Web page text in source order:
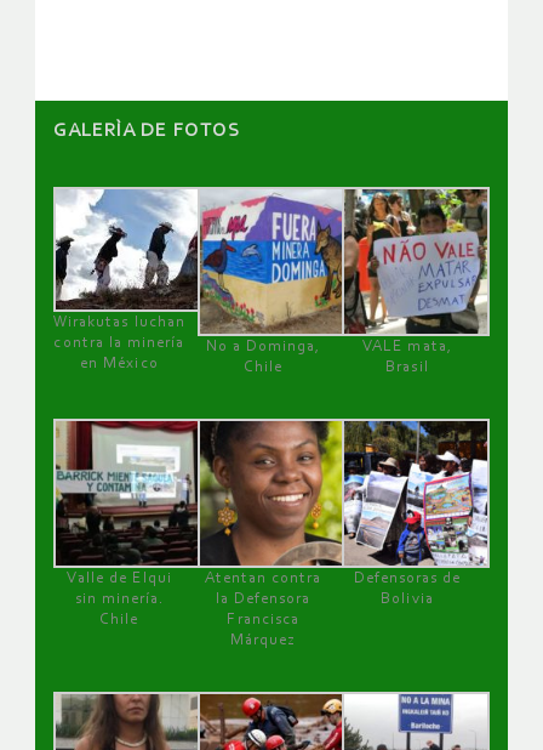
GALERÌA DE FOTOS
Wirakutas luchan
contra la minería
en México
No a Dominga,
Chile
VALE mata,
Brasil
Valle de Elqui
sin minería.
Chile
Atentan contra
la Defensora
Francisca
Márquez
Defensoras de
Bolivia